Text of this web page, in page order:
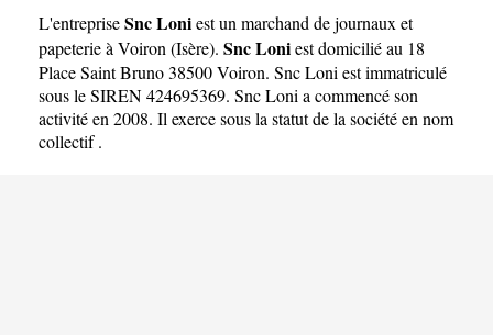
L'entrepriseSnc Loniest un marchand de journaux et
papeterie à Voiron (Isère). Snc Loniest domicilié au 18
Place Saint Bruno 38500 Voiron. Snc Loni est immatriculé
sous le SIREN 424695369. Snc Loni a commencé son
activité en 2008. Il exerce sous la statut de la société en nom
collectif .